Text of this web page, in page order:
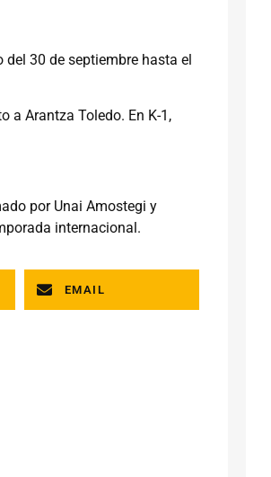
30 de septiembre hasta el
a Arantza Toledo. En K-1,
por Unai Amostegi y
internacional.
EMAIL